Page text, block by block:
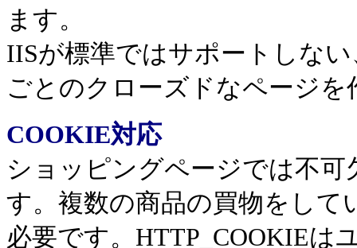
ます。
IISが標準ではサポートしな
ごとのクローズドなページを
COOKIE対応
ショッピングページでは不可
す。複数の商品の買物をし
必要です。HTTP_COOKIEは